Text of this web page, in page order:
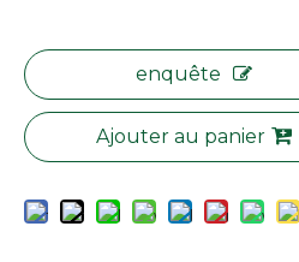
enquête
Ajouter au panier